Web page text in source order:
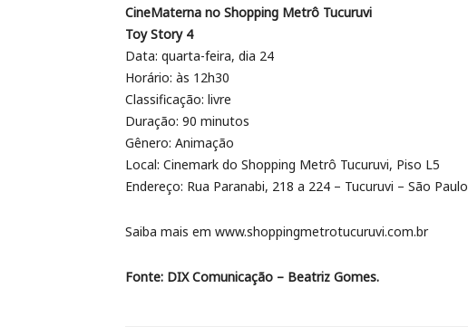
CineMaterna no Shopping Metrô Tucuruvi
Toy Story 4
Data: quarta-feira, dia 24
Horário: às 12h30
Classificação: livre
Duração: 90 minutos
Gênero: Animação
Local: Cinemark do Shopping Metrô Tucuruvi, Piso L5
Endereço: Rua Paranabi, 218 a 224 – Tucuruvi – São Paulo
Saiba mais em www.shoppingmetrotucuruvi.com.br
Fonte: DIX Comunicação – Beatriz Gomes.